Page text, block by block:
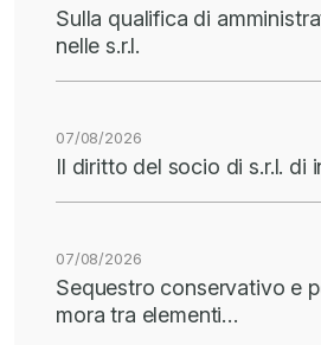
Sulla qualifica di
nelle s.r.l.
07/08/2026
Il diritto del socio di s.r.l. di
07/08/2026
Sequestro conservativo e
mora tra elementi…